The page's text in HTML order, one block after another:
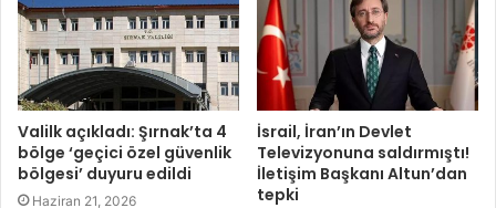
Valilk açıkladı: Şırnak’ta 4
bölge ‘geçici özel güvenlik
bölgesi’ duyuru edildi
Haziran 21, 2026
İsrail, İran’ın Devlet
Televizyonuna saldırmıştı!
İletişim Başkanı Altun’dan
tepki